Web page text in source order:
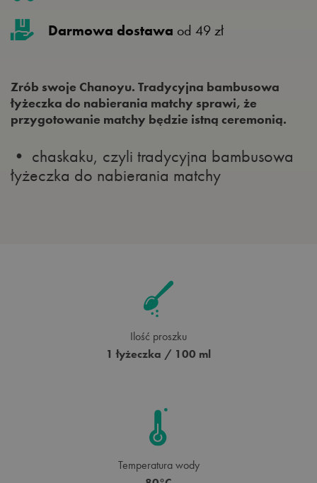
Darmowa dostawa od 49 zł
Zrób swoje Chanoyu. Tradycyjna bambusowa
łyżeczka do nabierania matchy sprawi, że
przygotowanie matchy będzie istną ceremonią.
• chaskaku, czyli tradycyjna bambusowa
łyżeczka do nabierania matchy
Ilość proszku
1 łyżeczka / 100 ml
Temperatura wody